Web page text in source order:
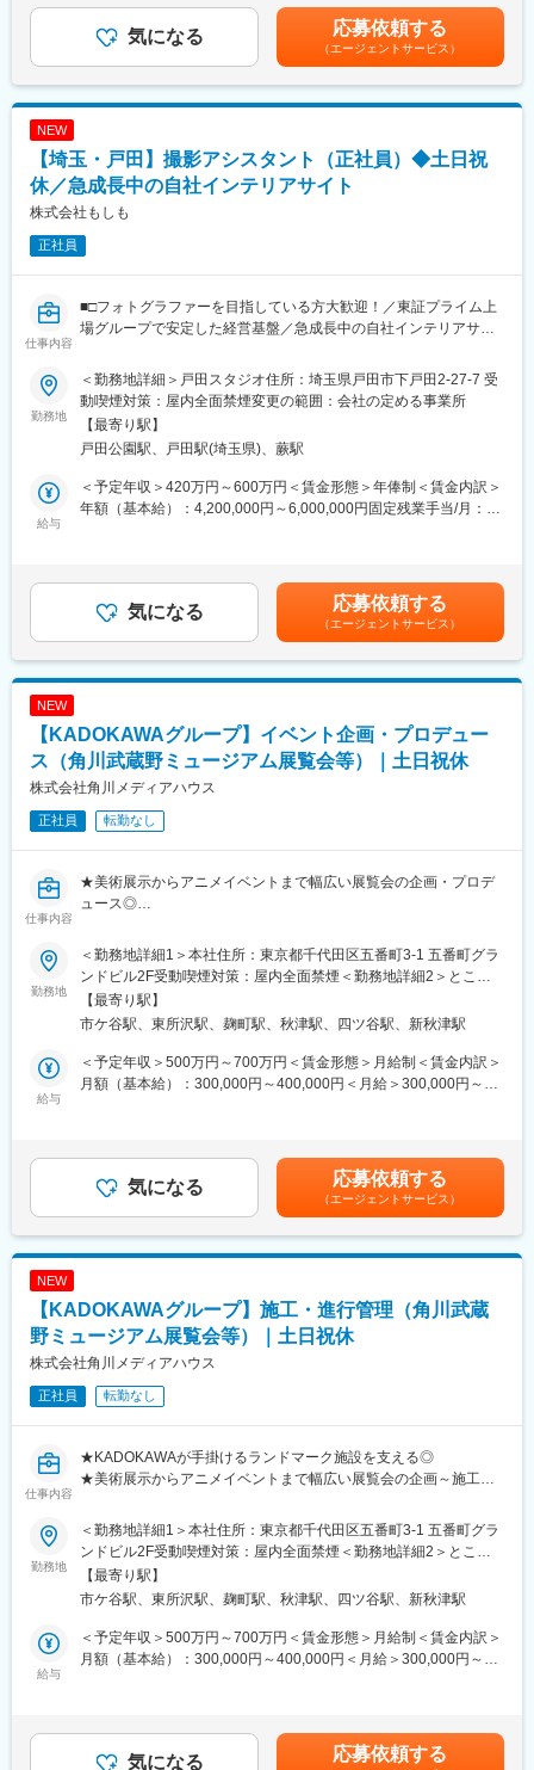
・小売、メーカー
社会インフラに関わる案件も多く、安定した受注基盤がありま
名
・SV1名あたりの管理人数：約4名
創業55年、印刷事業を基盤に成長してきた企業です。現在は
BPO（業務受託）や物流、デジタル領域まで事業を拡大し、企業
業の拡大に伴い、案件が増加しており、安定した成長を続けてい
ます。
変更の範囲：会社の定める業務
など
※Amazonの提携の配送会社を複数拠点担当します。エリアは配属
拠点の近隣エリアを担当します。
ても実現するための重要なポジションとなります。良い関係を築
き、配送パートナーの利益向上にもつながるような提案をして頂
きます。
■キャリアパス：マネジメントなど管理範囲を拡大するポジショ
ン、他部門へのキャリアチェンジなど様々なキャリアパスがあり
■評価制度：データ数字（生産性の高いチームかどうか）、360度
サーベイ（自分・上司・ビジネス関係者10名程度のインタビュ
ー）の2項目を考慮し、1年に1回改訂を行います。プロジェクト
の実際の改善案実例も含め評価を受けるため、成果とプロセスの
両方をみてもらうことができチャレンジを推奨される風です。
変更の範囲：会社の定める業務
キル等を考慮し決定します。賃金はあくまでも目安の金額であ
り、選考を通じて上下する可能性があります。月給(月額)は固定手
気になる 応募依頼する
（エージェントサービス）
NEW
【埼玉・戸田】撮影アシスタント（正社員）◆土日祝
休／急成長中の自社インテリアサイト
株式会社もしも
正社員
仕事内容
■□フォトグラファーを目指している方大歓迎！／東証プライム上
場グループで安定した経営基盤／急成長中の自社インテリアサイ
2.7％・育休復帰率100％■□
自社インテリアECサイトの商品撮影のカメラアシスタント業務を
お任せします。撮影対象はベッドを中心とした家具やインテリア
商品となります。
■業務詳細
・撮影商品の準備、片づけ（荷受け→開梱→組立→仕込み→梱包
・撮影補助（セッティング、レイアウト、ライティングなど）
・スタイリング補助（撮影に使う雑貨や備品の設置、アイロンが
けなど）
・カメラマン補助・ライティングセッティング
・スタイリング補助
・撮影商品の準備・管理
■入社後の流れ
す
強いこだわりをもって撮影しています。1枚1枚丁寧に撮影し、例
えば商品の魅力を最大限引き出すために、時には1mm単位で位置
を調整したりシーツのしわ1つに細かくこだわって何度も撮りなお
す事もあります。
細部へのこだわりを一緒に追及いただける方大歓迎です！
■魅力
広いインテリア商品の知識も得ることが出来ます。
想定しております。
■公式ストア RASIKについて：
https://rasik.style/
に、公式、複数のECモールへの出店をしている家具・インテリア
ブランドです。
変更の範囲：会社の定める業務
勤務地
＜勤務地詳細＞戸田スタジオ住所：埼玉県戸田市下戸田2-27-7 受
動喫煙対策：屋内全面禁煙変更の範囲：会社の定める事業所
【最寄り駅】
戸田公園駅、戸田駅(埼玉県)、蕨駅
給与
＜予定年収＞420万円～600万円＜賃金形態＞年俸制＜賃金内訳＞
年額（基本給）：4,200,000円～6,000,000円固定残業手当/月：
補足＞■給与改定年2回（4月／10月）賃金はあくまでも目安の金
額であり、選考を通じて上下する可能性があります。月給(月額)は
固定手当を含めた表記です。
気になる 応募依頼する
（エージェントサービス）
NEW
【KADOKAWAグループ】イベント企画・プロデュー
ス（角川武蔵野ミュージアム展覧会等）｜土日祝休
株式会社角川メディアハウス
正社員 転勤なし
仕事内容
★美術展示からアニメイベントまで幅広い展覧会の企画・プロデ
ュース◎
★KADOKAWAグループ◎
■採用背景
KADOKAWA のグループ企業として、当社では角川武蔵野ミュー
ジアムでの展覧会やイベントの展示・運営を行なっています。そ
の他にも都内や海外での展覧会やイベント展示を手掛けていま
す。業績好調につき、この度は新たに企画・プロデュース職を募
集します。
展示プロデュース（企画・制作進行）
展覧会やイベントの全体の進行管理、展示物、空間、映像などの
制作が主業務となります。
・展示物制作（映像、デジタル展示などの制作）
【角川武蔵野ミュージアムについて】
アート・アニメ・博物が融合する「角川武蔵野ミュージアム」。
世界的建築家・隈研吾氏が設計し、多くの来館者が訪れる文化施
https://kadcul.com/
KADOKAWAの漫画やアニメのIPを取り扱うイベント展示から、文
化財の展覧会や一般企業の展示まで幅広い展示に携わっていま
す。
■組織構成
配属部署の人数：5名（部長1名、メンバー4名）
平均年齢：30～50代、男女比＝5：1
・土日祝休み ※イベントの状況により現場に出ることもあります
勤務地
＜勤務地詳細1＞本社住所：東京都千代田区五番町3-1 五番町グラ
ンドビル2F受動喫煙対策：屋内全面禁煙＜勤務地詳細2＞ところ
ざわサクラタウン住所：埼玉県所沢市東所沢和田3丁目31-3 勤務
地最寄駅：東所沢駅受動喫煙対策：敷地内喫煙可能場所あり変更
【最寄り駅】
市ケ谷駅、東所沢駅、麹町駅、秋津駅、四ツ谷駅、新秋津駅
給与
＜予定年収＞500万円～700万円＜賃金形態＞月給制＜賃金内訳＞
月額（基本給）：300,000円～400,000円＜月給＞300,000円～
手当賃金はあくまでも目安の金額であり、選考を通じて上下する
可能性があります。月給(月額)は固定手当を含めた表記です。
気になる 応募依頼する
（エージェントサービス）
NEW
【KADOKAWAグループ】施工・進行管理（角川武蔵
野ミュージアム展覧会等）｜土日祝休
株式会社角川メディアハウス
正社員 転勤なし
仕事内容
★KADOKAWAが手掛けるランドマーク施設を支える◎
★美術展示からアニメイベントまで幅広い展覧会の企画～施工◎
■採用背景
KADOKAWA のグループ企業として、当社では角川武蔵野ミュー
ジアムでの展覧会やイベントの展示・運営を行なっています。企
画～施工を幅広く行う部署で、この度は新たに施工・進行管理職
を募集します。
■業務内容
《具体的には》
勤務地
＜勤務地詳細1＞本社住所：東京都千代田区五番町3-1 五番町グラ
ンドビル2F受動喫煙対策：屋内全面禁煙＜勤務地詳細2＞ところ
ざわサクラタウン住所：埼玉県所沢市東所沢和田3丁目31-3 勤務
地最寄駅：東所沢駅受動喫煙対策：敷地内喫煙可能場所あり変更
【最寄り駅】
市ケ谷駅、東所沢駅、麹町駅、秋津駅、四ツ谷駅、新秋津駅
給与
＜予定年収＞500万円～700万円＜賃金形態＞月給制＜賃金内訳＞
月額（基本給）：300,000円～400,000円＜月給＞300,000円～
手当賃金はあくまでも目安の金額であり、選考を通じて上下する
可能性があります。月給(月額)は固定手当を含めた表記です。
気になる 応募依頼する